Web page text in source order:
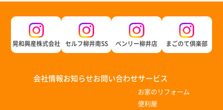
晃和興産株式会社 セルフ柳井南SS ベンリー柳井店 まごのて倶楽部
会社情報お知らせお問い合わせサービス
お家のリフォーム
便利屋